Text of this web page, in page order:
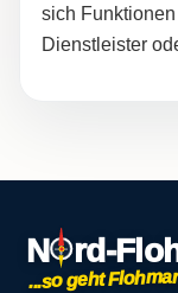
sich
Dienstleister
N rd-
...so geht